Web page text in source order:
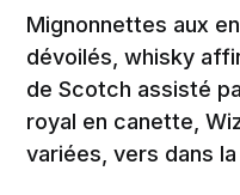
Mignonnettes aux
dévoilés, whisky
de Scotch assisté
royal en canette,
variées, vers dans